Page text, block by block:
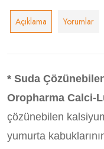
Açıklama Yorumlar
Oropharma Calci-
çözünebilen
yumurta